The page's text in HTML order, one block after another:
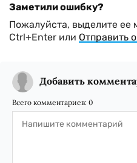
Заметили ошибку?
Пожалуйста, выделите
Ctrl+Enter или Отправить
Добавить
Всего комментариев: 0